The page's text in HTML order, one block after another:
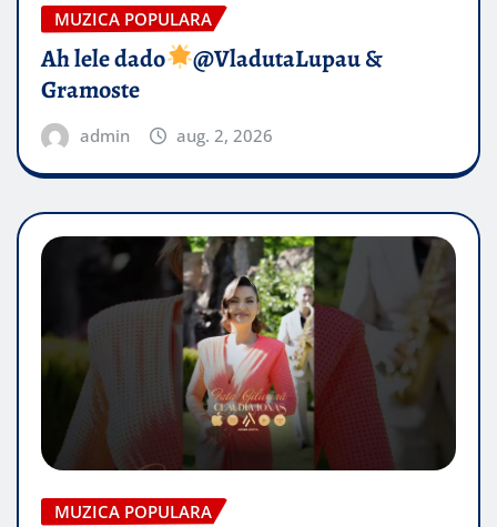
MUZICA POPULARA
Ah lele dado​
@VladutaLupau &
Gramoste
admin aug. 2, 2026
MUZICA POPULARA